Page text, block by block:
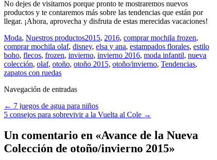
No dejes de visitarnos porque pronto te mostraremos nuevos
productos y te contaremos más sobre las tendencias que están por
llegar. ¡Ahora, aprovecha y disfruta de estas merecidas vacaciones!
Moda, Nuestros productos2015, 2016, comprar mochila frozen,
comprar mochila olaf, disney, elsa y ana, estampados florales, estilo
boho, flecos, frozen, invierno, invierno 2016, moda infantil, nueva
colección, olaf, otoño, otoño 2015, otoño/invierno, Tendencias,
zapatos con ruedas
Navegación de entradas
← 7 juegos de agua para niños
5 consejos para sobrevivir a la Vuelta al Cole →
Un comentario en «Avance de la Nueva
Colección de otoño/invierno 2015»